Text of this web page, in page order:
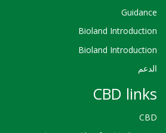
Guidance
Bioland Introduction
Bioland Introduction
الدعم
CBD links
CBD